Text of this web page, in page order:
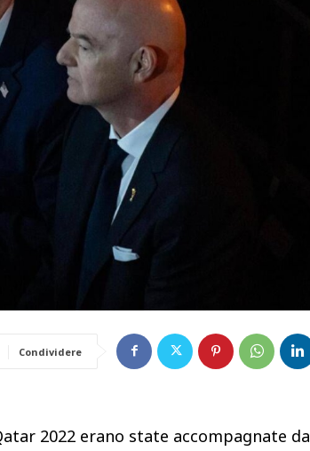
Condividere
2022 erano state accompagnate da